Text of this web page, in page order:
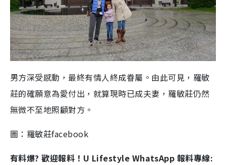
男方深受感動，最終有情人終成眷屬。由此可見，羅敏
莊的確願意為愛付出，就算現時已成夫妻，羅敏莊仍然
無微不至地照顧對方。
圖：羅敏莊facebook
有料爆? 歡迎報料！U Lifestyle WhatsApp 報料專線: